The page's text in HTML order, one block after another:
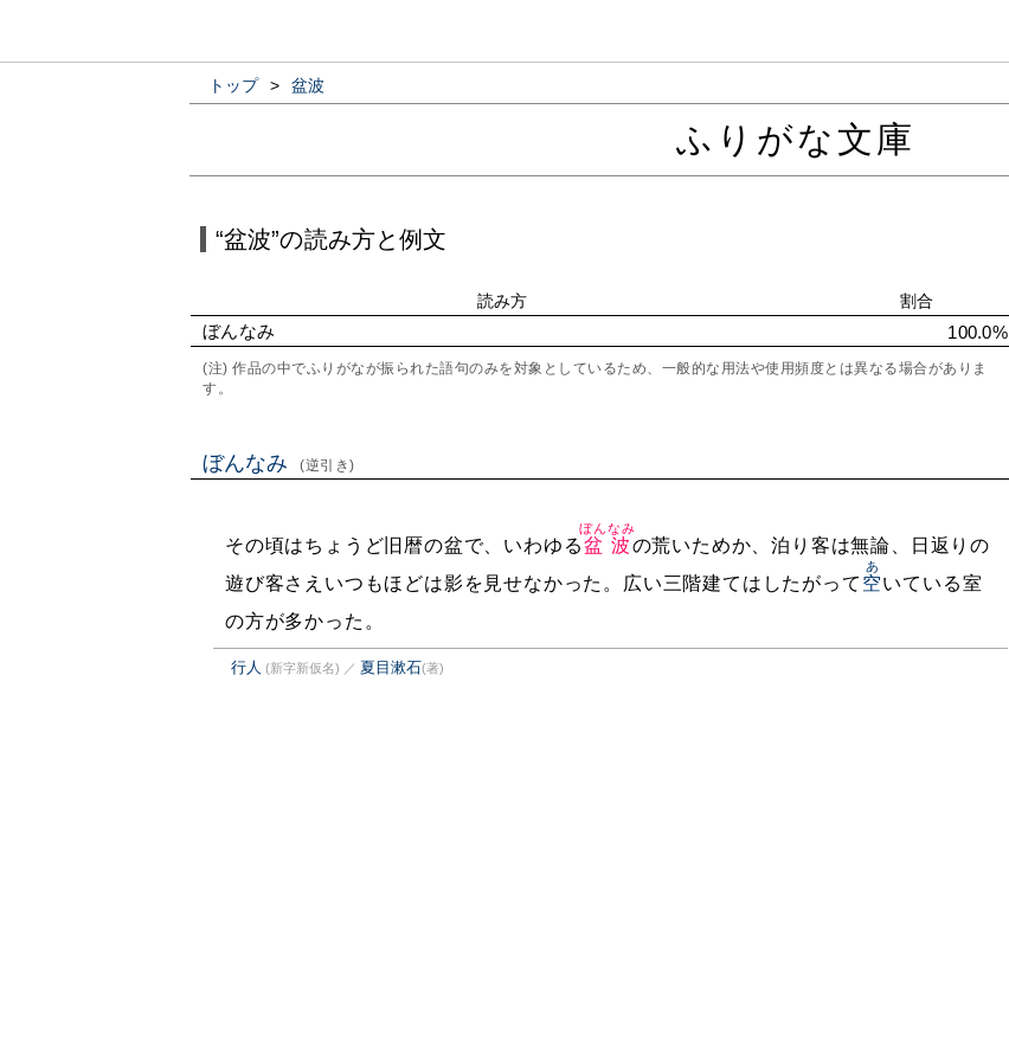
トップ > 盆波
ふりがな文庫
“盆波”の読み方と例文
読み方 割合
ぼんなみ 100.0%
(注) 作品の中でふりがなが振られた語句のみを対象としているため、一般的な用法や使用頻度とは異なる場合がありま
す。
ぼんなみ (逆引き)
その頃はちょうど旧暦の盆で、いわゆる盆波
ぼんなみ
の荒いためか、泊り客は無論、日返りの
遊び客さえいつもほどは影を見せなかった。広い三階建てはしたがって 空
あ
いている室
の方が多かった。
行人 (新字新仮名) ／ 夏目漱石(著)